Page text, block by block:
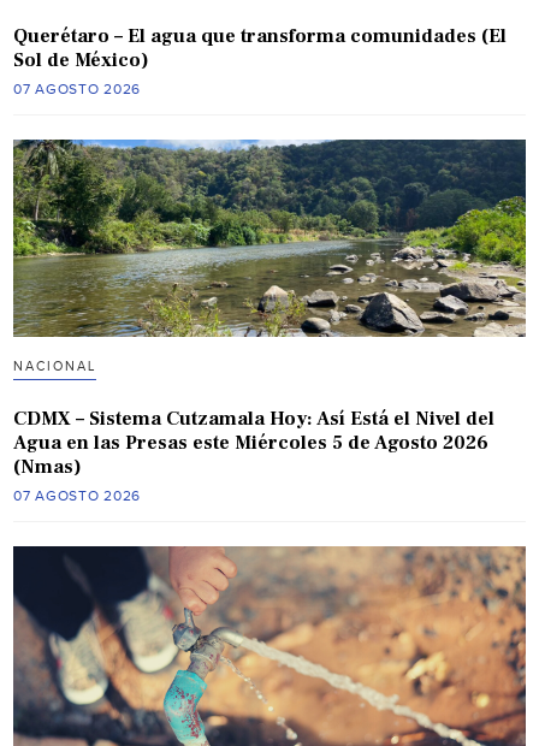
Querétaro – El agua que transforma comunidades (El
Sol de México)
07 AGOSTO 2026
NACIONAL
CDMX – Sistema Cutzamala Hoy: Así Está el Nivel del
Agua en las Presas este Miércoles 5 de Agosto 2026
(Nmas)
07 AGOSTO 2026